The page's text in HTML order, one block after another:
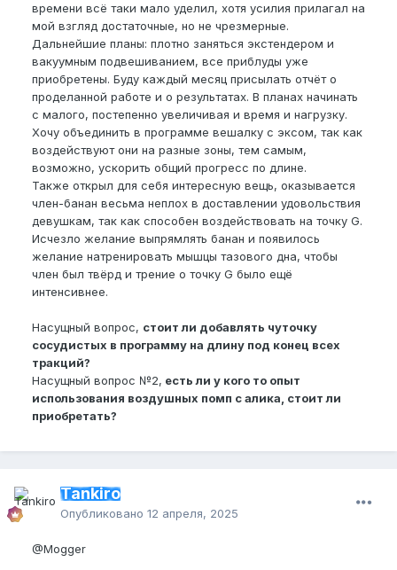
времени всё таки мало уделил, хотя усилия прилагал на
мой взгляд достаточные, но не чрезмерные.
Дальнейшие планы: плотно заняться экстендером и
вакуумным подвешиванием, все приблуды уже
приобретены. Буду каждый месяц присылать отчёт о
проделанной работе и о результатах. В планах начинать
с малого, постепенно увеличивая и время и нагрузку.
Хочу объединить в программе вешалку с эксом, так как
воздействуют они на разные зоны, тем самым,
возможно, ускорить общий прогресс по длине.
Также открыл для себя интересную вещь, оказывается
член-банан весьма неплох в доставлении удовольствия
девушкам, так как способен воздействовать на точку G.
Исчезло желание выпрямлять банан и появилось
желание натренировать мышцы тазового дна, чтобы
член был твёрд и трение о точку G было ещё
интенсивнее.
Насущный вопрос, стоит ли добавлять чуточку
сосудистых в программу на длину под конец всех
тракций?
Насущный вопрос №2, есть ли у кого то опыт
использования воздушных помп с алика, стоит ли
приобретать?
Tankiro
Опубликовано 12 апреля, 2025
@Mogger